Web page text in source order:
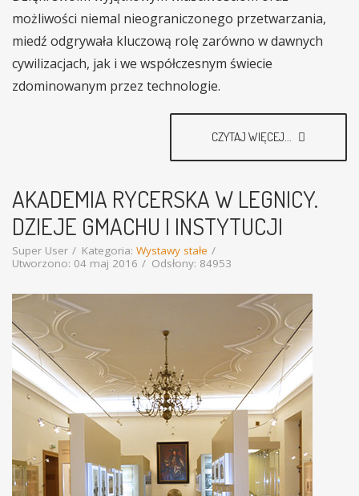
możliwości niemal nieograniczonego przetwarzania,
miedź odgrywała kluczową rolę zarówno w dawnych
cywilizacjach, jak i we współczesnym świecie
zdominowanym przez technologie.
CZYTAJ WIĘCEJ...
AKADEMIA RYCERSKA W LEGNICY.
DZIEJE GMACHU I INSTYTUCJI
Super User Kategoria: Wystawy stałe
Utworzono: 04 maj 2016
Odsłony: 84953